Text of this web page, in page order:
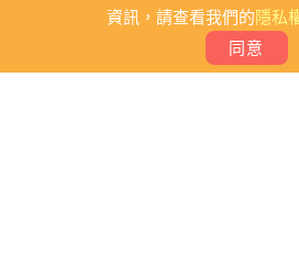
資訊，請查看我們的隱私
同意